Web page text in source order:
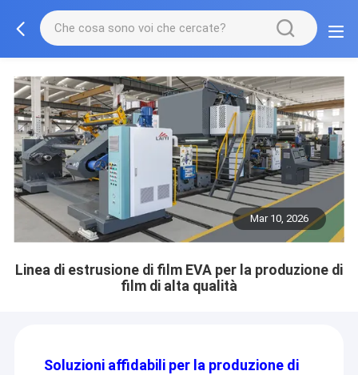
Mar 10, 2026
Linea di estrusione di film EVA per la produzione di
film di alta qualità
Soluzioni affidabili per la produzione di